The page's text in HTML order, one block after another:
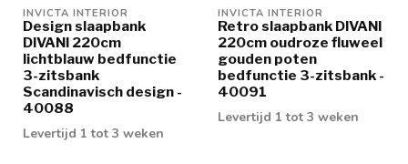
INVICTA INTERIOR
Design slaapbank
DIVANI 220cm
lichtblauw bedfunctie
3-zitsbank
Scandinavisch design -
40088
Levertijd 1 tot 3 weken
INVICTA INTERIOR
Retro slaapbank DIVANI
220cm oudroze fluweel
gouden poten
bedfunctie 3-zitsbank -
40091
Levertijd 1 tot 3 weken